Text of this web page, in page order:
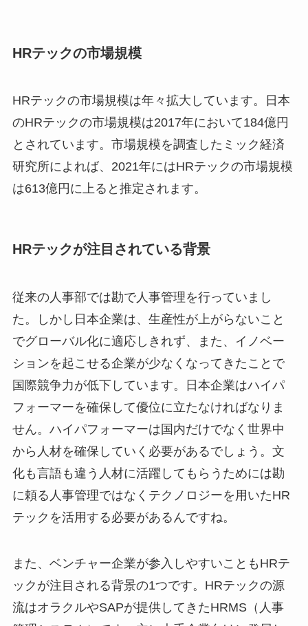
HRテックの市場規模
HRテックの市場規模は年々拡大しています。日本
のHRテックの市場規模は2017年において184億円
とされています。市場規模を調査したミック経済
研究所によれば、2021年にはHRテックの市場規模
は613億円に上ると推定されます。
HRテックが注目されている背景
従来の人事部では勘で人事管理を行っていまし
た。しかし日本企業は、生産性が上がらないこと
でグローバル化に適応しきれず、また、イノベー
ションを起こせる企業が少なくなってきたことで
国際競争力が低下しています。日本企業はハイパ
フォーマーを確保して優位に立たなければなりま
せん。ハイパフォーマーは国内だけでなく世界中
から人材を確保していく必要があるでしょう。文
化も言語も違う人材に活躍してもらうためには勘
に頼る人事管理ではなくテクノロジーを用いたHR
テックを活用する必要があるんですね。
また、ベンチャー企業が参入しやすいこともHRテ
ックが注目される背景の1つです。HRテックの源
流はオラクルやSAPが提供してきたHRMS（人事